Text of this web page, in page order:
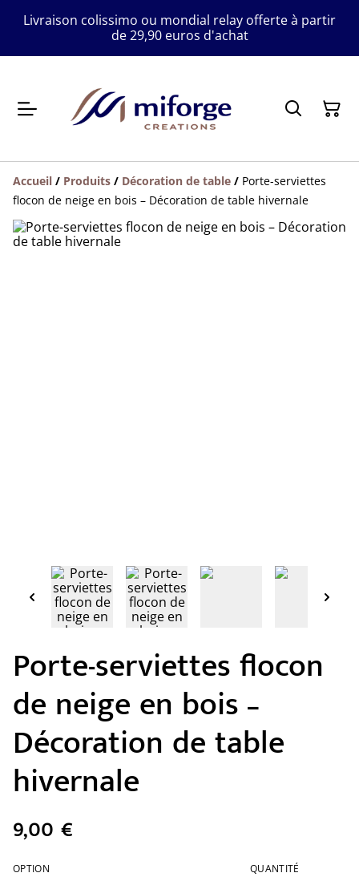
Livraison colissimo ou mondial relay offerte à partir
de 29,90 euros d'achat
Accueil / Produits / Décoration de table / Porte-serviettes
flocon de neige en bois – Décoration de table hivernale
Porte-serviettes flocon
de neige en bois –
Décoration de table
hivernale
9,00 €
OPTION QUANTITÉ